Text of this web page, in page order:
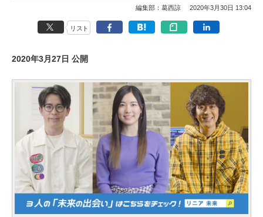
編集部：葛西諒 2020年3月30日 13:04
リスト
2020年3月27日 公開